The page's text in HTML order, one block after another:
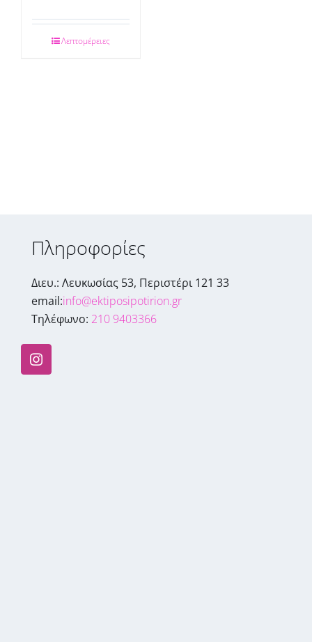
Λεπτομέρειες
Πληροφορίες
Διευ.: Λευκωσίας 53, Περιστέρι 121 33
email:info@ektiposipotirion.gr
Τηλέφωνο: 210 9403366